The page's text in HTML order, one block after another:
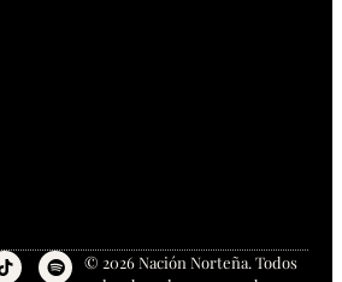
© 2026 Nación Norteña. Todos